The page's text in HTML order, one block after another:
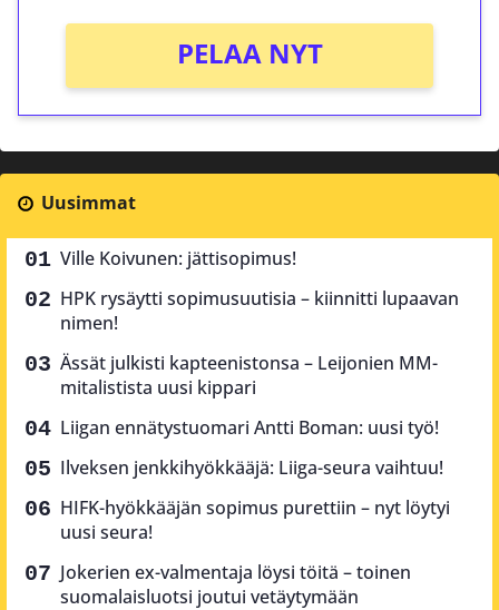
PELAA NYT
Uusimmat
Ville Koivunen: jättisopimus!
HPK rysäytti sopimusuutisia – kiinnitti lupaavan
nimen!
Ässät julkisti kapteenistonsa – Leijonien MM-
mitalistista uusi kippari
Liigan ennätystuomari Antti Boman: uusi työ!
Ilveksen jenkkihyökkääjä: Liiga-seura vaihtuu!
HIFK-hyökkääjän sopimus purettiin – nyt löytyi
uusi seura!
Jokerien ex-valmentaja löysi töitä – toinen
suomalaisluotsi joutui vetäytymään